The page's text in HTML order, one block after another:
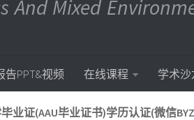
And Mixed
告PPT&视频 在线课程 学术沙
业证(AAU毕业证书)学历认证(微信